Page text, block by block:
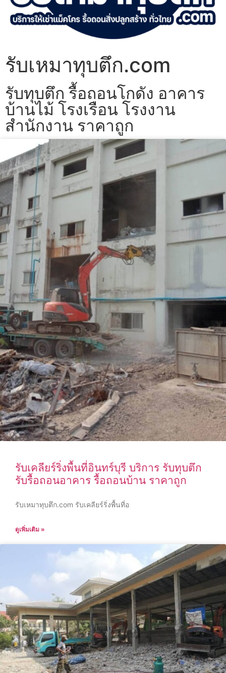
รับเหมาทุบตึก.com
รับทุบตึก รื้อถอนโกดัง อาคาร
บ้านไม้ โรงเรือน โรงงาน
สำนักงาน ราคาถูก
รับเคลียร์ริ่งพื้นที่อินทร์บุรี บริการ รับทุบตึก
รับรื้อถอนอาคาร รื้อถอนบ้าน ราคาถูก
รับเหมาทุบตึก.com รับเคลียร์ริ่งพื้นที่อ
ดูเพิ่มเติม »